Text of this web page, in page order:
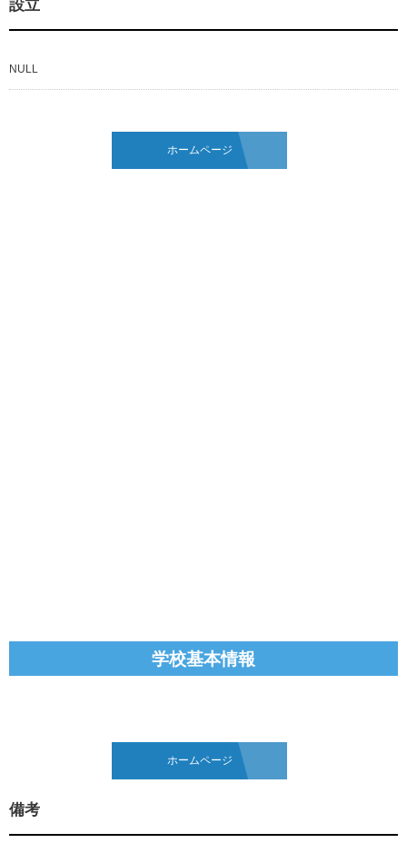
設立
NULL
ホームページ
学校基本情報
ホームページ
備考